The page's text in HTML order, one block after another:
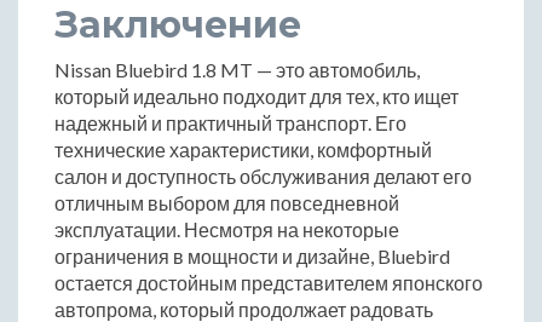
Заключение
Nissan Bluebird 1.8 MT — это автомобиль,
который идеально подходит для тех, кто ищет
надежный и практичный транспорт. Его
технические характеристики, комфортный
салон и доступность обслуживания делают его
отличным выбором для повседневной
эксплуатации. Несмотря на некоторые
ограничения в мощности и дизайне, Bluebird
остается достойным представителем японского
автопрома, который продолжает радовать